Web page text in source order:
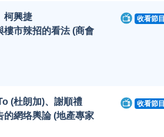
柯興捷
樓市辣招的看法 (商會
收看節目
(杜朗加)、謝順禮
的網络輿論 (地產專家
收看節目